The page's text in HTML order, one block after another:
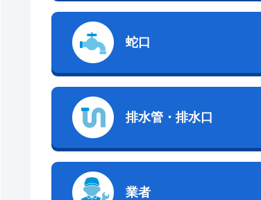
蛇口
排水管・排水口
業者